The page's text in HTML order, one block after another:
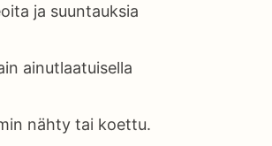
ja suuntauksia
ainutlaatuisella
nähty tai koettu.